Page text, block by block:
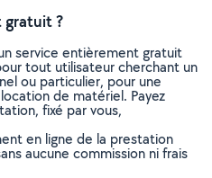
gratuit ?
service entièrement gratuit
tout utilisateur cherchant un
ou particulier, pour une
de matériel. Payez
fixé par vous,
en ligne de la prestation
aucune commission ni frais